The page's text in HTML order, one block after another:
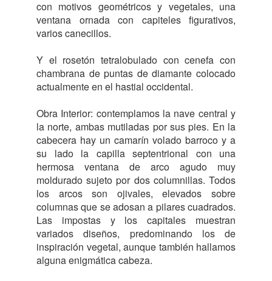
con motivos geométricos y vegetales, una
ventana ornada con capiteles figurativos,
varios canecillos.
Y el rosetón tetralobulado con cenefa con
chambrana de puntas de diamante colocado
actualmente en el hastial occidental.
Obra Interior: contemplamos la nave central y
la norte, ambas mutiladas por sus pies. En la
cabecera hay un camarín volado barroco y a
su lado la capilla septentrional con una
hermosa ventana de arco agudo muy
moldurado sujeto por dos columnillas. Todos
los arcos son ojivales, elevados sobre
columnas que se adosan a pilares cuadrados.
Las impostas y los capitales muestran
variados diseños, predominando los de
inspiración vegetal, aunque también hallamos
alguna enigmática cabeza.